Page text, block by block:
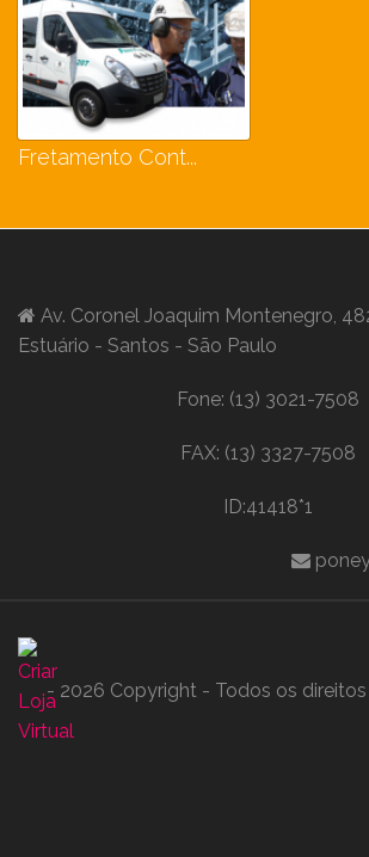
Fretamento Cont...
Av. Coronel Joaquim Montenegro,
Estuário - Santos - São Paulo
Fone: (13) 3021-7508
FAX: (13) 3327-7508
ID:41418*1
- 2026 Copyright - Todos os direitos